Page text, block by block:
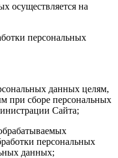
осуществляется на
персональных
данных целям,
при сборе персональных
Сайта;
персональных
данных;